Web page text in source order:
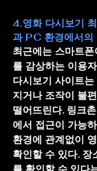
4.영화 다시보기
과 PC 환경에서의
최근에는 스마트
를 감상하는 이용
다시보기 사이트
지거나 조작이 불
떨어뜨린다. 링크
에서 접근이 가능
환경에 관계없이
확인할 수 있다. 장
를 확인할 수 있다